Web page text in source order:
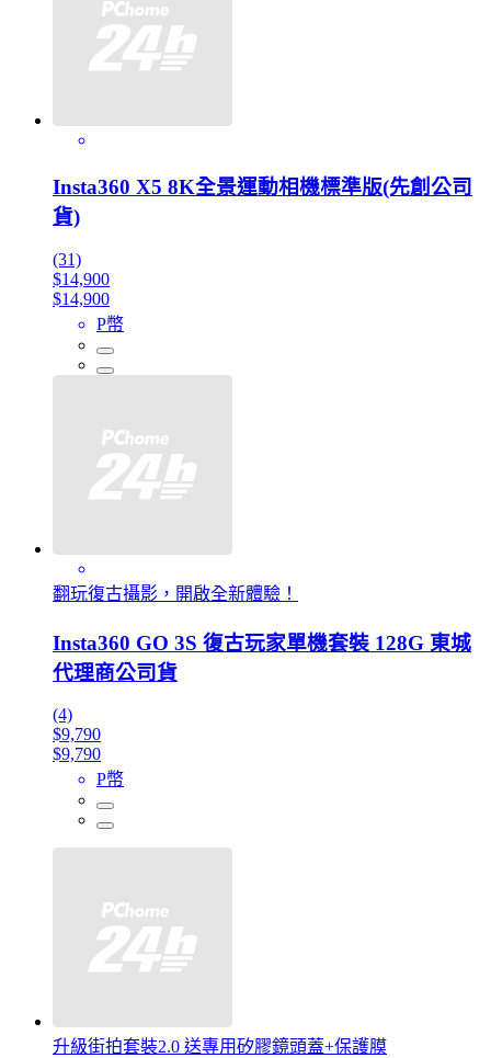
Insta360 X5 8K全景運動相機標準版(先創公司
貨)
(31)
$14,900
$14,900
P幣
翻玩復古攝影，開啟全新體驗！
Insta360 GO 3S 復古玩家單機套裝 128G 東城
代理商公司貨
(4)
$9,790
$9,790
P幣
升級街拍套裝2.0 送專用矽膠鏡頭蓋+保護膜